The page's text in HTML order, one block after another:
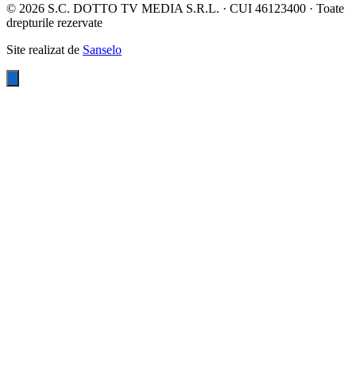
© 2026 S.C. DOTTO TV MEDIA S.R.L. · CUI 46123400 · Toate
drepturile rezervate
Site realizat de Sanselo